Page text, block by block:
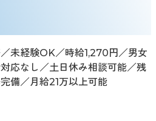
／未経験OK／時給1,270円／男女
応なし／土日休み相談可能／残
備／月給21万以上可能